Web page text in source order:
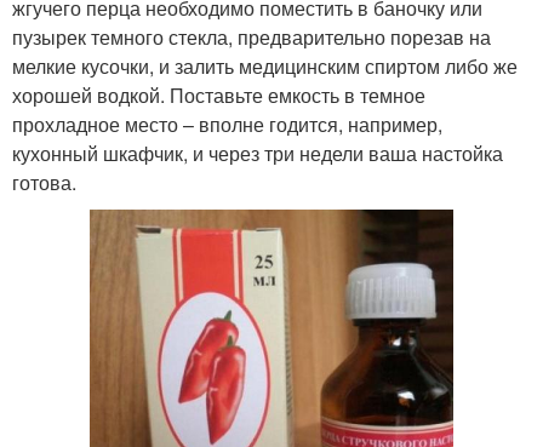
жгучего перца необходимо поместить в баночку или
пузырек темного стекла, предварительно порезав на
мелкие кусочки, и залить медицинским спиртом либо же
хорошей водкой. Поставьте емкость в темное
прохладное место – вполне годится, например,
кухонный шкафчик, и через три недели ваша настойка
готова.